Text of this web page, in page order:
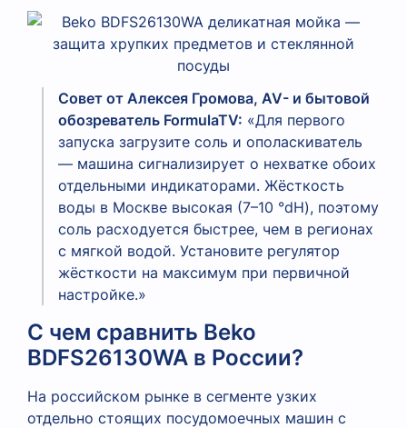
Совет от Алексея Громова, AV- и бытовой
обозреватель FormulaTV: «Для первого
запуска загрузите соль и ополаскиватель
— машина сигнализирует о нехватке обоих
отдельными индикаторами. Жёсткость
воды в Москве высокая (7–10 °dH), поэтому
соль расходуется быстрее, чем в регионах
с мягкой водой. Установите регулятор
жёсткости на максимум при первичной
настройке.»
С чем сравнить Beko
BDFS26130WA в России?
На российском рынке в сегменте узких
отдельно стоящих посудомоечных машин с